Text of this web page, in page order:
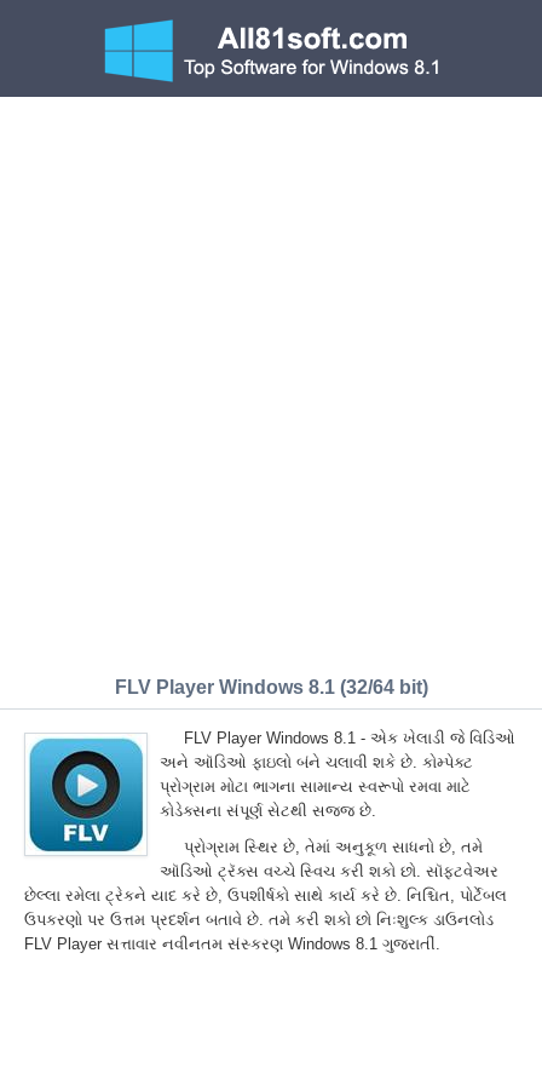
FLV Player Windows 8.1 (32/64 bit)
FLV Player Windows 8.1 - એક ખેલાડી જે વિડિઓ
અને ઑડિઓ ફાઇલો બંને ચલાવી શકે છે. કોમ્પેક્ટ
પ્રોગ્રામ મોટા ભાગના સામાન્ય સ્વરૂપો રમવા માટે
કોડેક્સના સંપૂર્ણ સેટથી સજ્જ છે.
પ્રોગ્રામ સ્થિર છે, તેમાં અનુકૂળ સાધનો છે, તમે
ઑડિઓ ટ્રૅક્સ વચ્ચે સ્વિચ કરી શકો છો. સૉફ્ટવેઅર
છેલ્લા રમેલા ટ્રેકને યાદ કરે છે, ઉપશીર્ષકો સાથે કાર્ય કરે છે. નિશ્ચિત, પોર્ટેબલ
ઉપકરણો પર ઉત્તમ પ્રદર્શન બતાવે છે. તમે કરી શકો છો નિઃશુલ્ક ડાઉનલોડ
FLV Player સત્તાવાર નવીનતમ સંસ્કરણ Windows 8.1 ગુજરાતીં.